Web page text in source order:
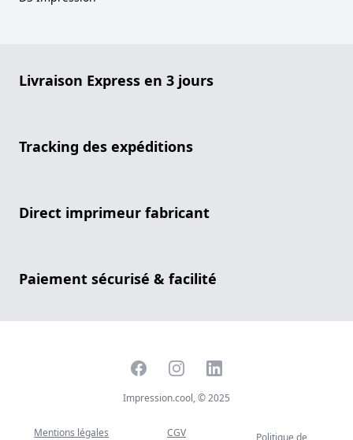
Livraison Express en 3 jours
Tracking des expéditions
Direct imprimeur fabricant
Paiement sécurisé & facilité
FacebookInstagramLinkedIn
Impression.cool, © 2025
Mentions légales CGV Politique de